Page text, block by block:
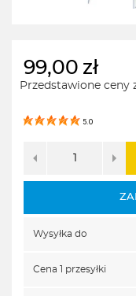
99,00 zł
Przedstawione ceny
5.0
Wysyłka do
Cena 1 przesyłki